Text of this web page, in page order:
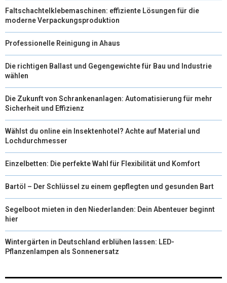
)
Faltschachtelklebemaschinen: effiziente Lösungen für die
moderne Verpackungsproduktion
Professionelle Reinigung in Ahaus
Die richtigen Ballast und Gegengewichte für Bau und Industrie
wählen
Die Zukunft von Schrankenanlagen: Automatisierung für mehr
Sicherheit und Effizienz
Wählst du online ein Insektenhotel? Achte auf Material und
Lochdurchmesser
Einzelbetten: Die perfekte Wahl für Flexibilität und Komfort
Bartöl – Der Schlüssel zu einem gepflegten und gesunden Bart
Segelboot mieten in den Niederlanden: Dein Abenteuer beginnt
hier
Wintergärten in Deutschland erblühen lassen: LED-
Pflanzenlampen als Sonnenersatz